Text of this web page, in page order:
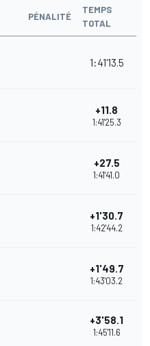
PÉNALITÉ
TEMPS
TOTAL
1:41'13.5
+11.8
1:41'25.3
+27.5
1:41'41.0
+1'30.7
1:42'44.2
+1'49.7
1:43'03.2
+3'58.1
1:45'11.6